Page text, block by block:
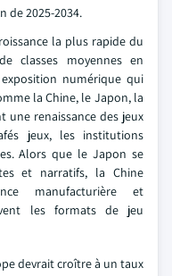
de 2025-2034.
la plus rapide du
classes moyennes en
numérique qui
la Chine, le Japon, la
une renaissance des jeux
jeux, les institutions
Alors que le Japon se
et narratifs, la Chine
manufacturière et
les formats de jeu
devrait croître à un taux